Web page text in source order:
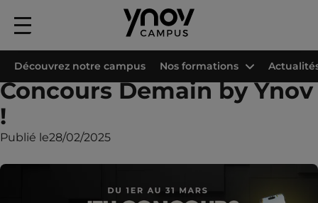
Menu
principal
Concours Demain by Ynov
!
Publié le28/02/2025
Découvrez notre campus Nos formations